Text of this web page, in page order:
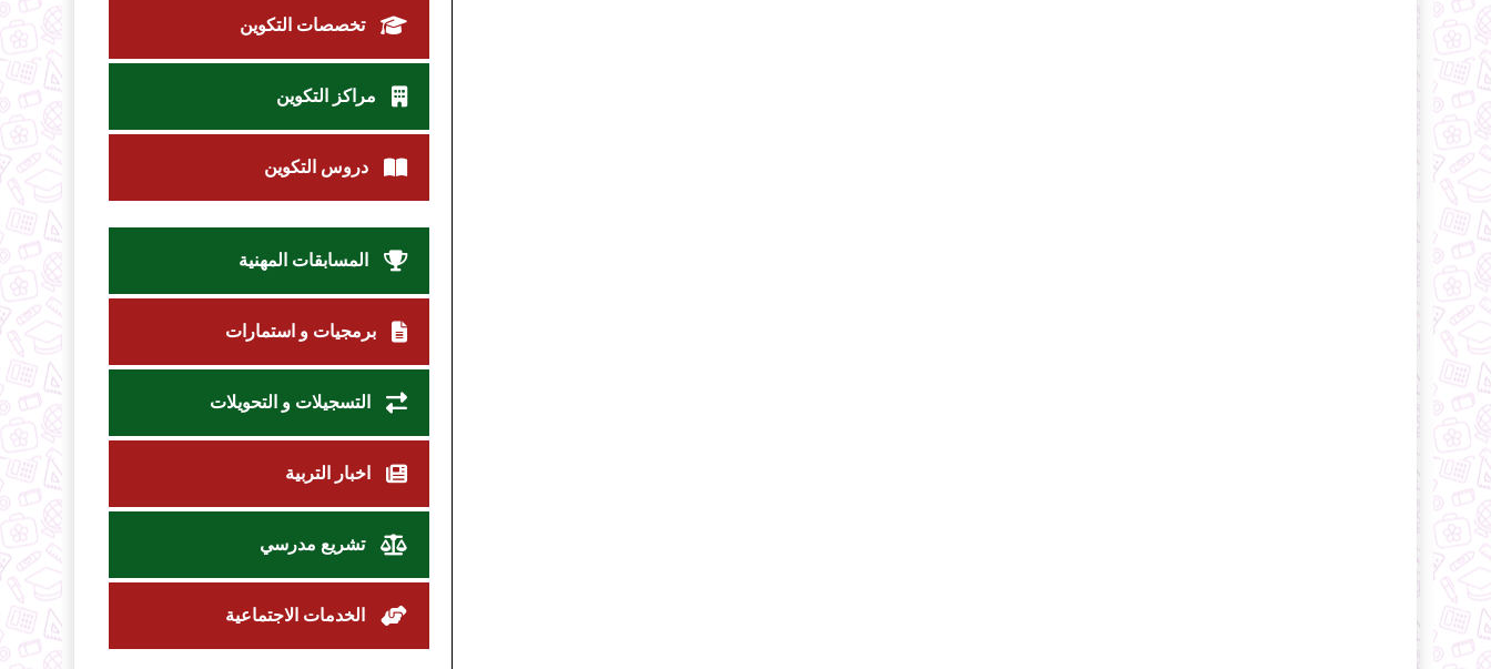
تخصصات التكوين
مراكز التكوين
دروس التكوين
المسابقات المهنية
برمجيات و استمارات
التسجيلات و التحويلات
اخبار التربية
تشريع مدرسي
الخدمات الاجتماعية